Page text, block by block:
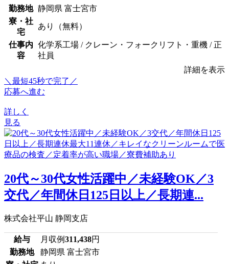
勤務地 静岡県 富士宮市
寮・社
宅
あり（無料）
仕事内
容
化学系工場 / クレーン・フォークリフト・重機 / 正
社員
詳細を表示
＼最短45秒で完了／
応募へ進む
詳しく
見る
20代～30代女性活躍中／未経験OK／3
交代／年間休日125日以上／長期連...
株式会社平山 静岡支店
給与 月収例311,438円
勤務地
静岡県 富士宮市